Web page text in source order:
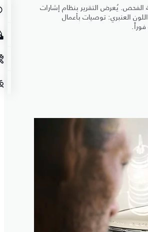
الفحص. يُعرض التقرير بنظام إشارات
العنبري: توصيات بأعمال